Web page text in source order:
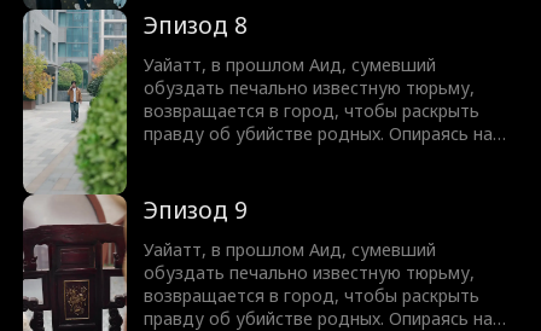
разрушает криминальные империи,
разбивает старых врагов и защищает своё.
Пока преступный мир рушится, Уайатт
приближается к разгадке прошлого и
неизбежной расплате.
Эпизод 8
Уайатт, в прошлом Аид, сумевший
обуздать печально известную тюрьму,
возвращается в город, чтобы раскрыть
правду об убийстве родных. Опираясь на
разрушает криминальные империи,
разбивает старых врагов и защищает своё.
Пока преступный мир рушится, Уайатт
приближается к разгадке прошлого и
неизбежной расплате.
Эпизод 9
Уайатт, в прошлом Аид, сумевший
обуздать печально известную тюрьму,
возвращается в город, чтобы раскрыть
правду об убийстве родных. Опираясь на